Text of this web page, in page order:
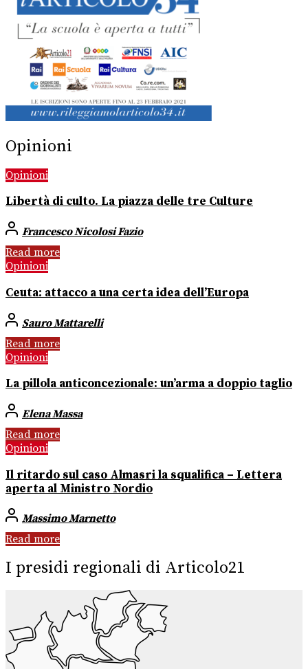
Opinioni
Opinioni
Libertà di culto. La piazza delle tre Culture
Francesco Nicolosi Fazio
Read more
Opinioni
Ceuta: attacco a una certa idea dell’Europa
Sauro Mattarelli
Read more
Opinioni
La pillola anticoncezionale: un’arma a doppio taglio
Elena Massa
Read more
Opinioni
Il ritardo sul caso Almasri la squalifica – Lettera
aperta al Ministro Nordio
Massimo Marnetto
Read more
I presidi regionali di Articolo21